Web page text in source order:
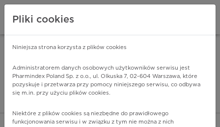
Pharmindex - lider
ZALOGUJ SIĘ
Pliki cookies
Niniejsza strona korzysta z plików cookies
Administratorem danych osobowych użytkowników serwisu jest
Pharmindex Poland Sp. z o.o., ul. Olkuska 7, 02-604 Warszawa, które
pozyskuje i przetwarza przy pomocy niniejszego serwisu, co odbywa
się m.in. przy użyciu plików cookies.
Niektóre z plików cookies są niezbędne do prawidłowego
funkcjonowania serwisu i w związku z tym nie można z nich
ZA DARMO - w Google Play INSTALUJ